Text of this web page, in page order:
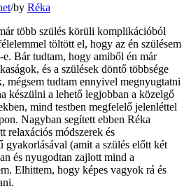
/by Réka
több szülés körüli komplikációból
töltött el, hogy az én szülésem
Bár tudtam, hogy amiből én már
és a szülések döntő többsége
tudtam ennyivel megnyugtatni
készülni a lehető legjobban a közelgő
mind testben megfelelő jelenléttel
Nagyban segített ebben Réka
relaxációs módszerek és
gyakorlásával (amit a szülés előtt két
és nyugodtan zajlott mind a
Elhittem, hogy képes vagyok rá és